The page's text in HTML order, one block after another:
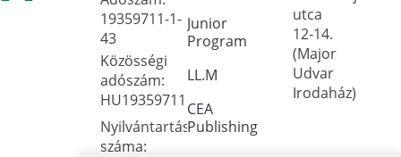
19359711-1-
43
Közösségi
adószám:
HU19359711
Nyilvántartási
száma:
Junior
Program
LL.M
CEA
Publishing
utca
12-14.
(Major
Udvar
Irodaház)